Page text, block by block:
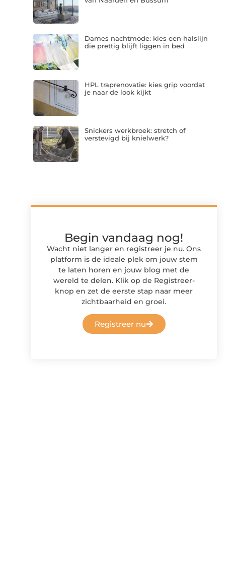
Dames nachtmode: kies een halslijn
die prettig blijft liggen in bed
HPL traprenovatie: kies grip voordat
je naar de look kijkt
Snickers werkbroek: stretch of
verstevigd bij knielwerk?
Begin vandaag nog!
Wacht niet langer en registreer je nu. Ons
platform is de ideale plek om jouw stem
te laten horen en jouw blog met de
wereld te delen. Klik op de Registreer-
knop en zet de eerste stap naar meer
zichtbaarheid en groei.
Registreer nu